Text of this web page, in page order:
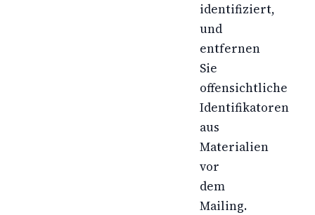
identifiziert,
und
entfernen
Sie
offensichtliche
Identifikatoren
aus
Materialien
vor
dem
Mailing.